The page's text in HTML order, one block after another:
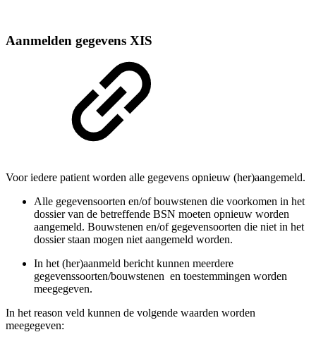
Aanmelden gegevens XIS
Voor iedere patient worden alle gegevens opnieuw (her)aangemeld.
Alle gegevensoorten en/of bouwstenen die voorkomen in het
dossier van de betreffende BSN moeten opnieuw worden
aangemeld. Bouwstenen en/of gegevensoorten die niet in het
dossier staan mogen niet aangemeld worden.
In het (her)aanmeld bericht kunnen meerdere
gegevenssoorten/bouwstenen en toestemmingen worden
meegegeven.
In het reason veld kunnen de volgende waarden worden
meegegeven: